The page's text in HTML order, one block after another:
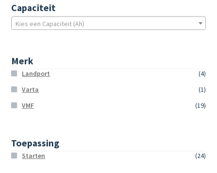
Capaciteit
Kies een Capaciteit (Ah)
Merk
Landport
(4)
Varta
(1)
VMF
(19)
Toepassing
Starten (24)